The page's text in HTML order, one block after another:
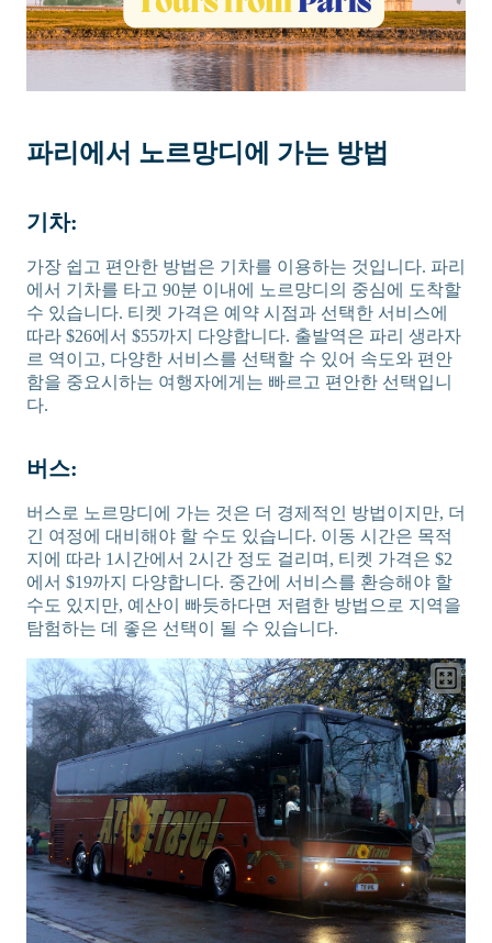
파리에서 노르망디에 가는 방법
기차:
가장 쉽고 편안한 방법은 기차를 이용하는 것입니다. 파리
에서 기차를 타고 90분 이내에 노르망디의 중심에 도착할
수 있습니다. 티켓 가격은 예약 시점과 선택한 서비스에
따라 $26에서 $55까지 다양합니다. 출발역은 파리 생라자
르 역이고, 다양한 서비스를 선택할 수 있어 속도와 편안
함을 중요시하는 여행자에게는 빠르고 편안한 선택입니
다.
버스:
버스로 노르망디에 가는 것은 더 경제적인 방법이지만, 더
긴 여정에 대비해야 할 수도 있습니다. 이동 시간은 목적
지에 따라 1시간에서 2시간 정도 걸리며, 티켓 가격은 $2
에서 $19까지 다양합니다. 중간에 서비스를 환승해야 할
수도 있지만, 예산이 빠듯하다면 저렴한 방법으로 지역을
탐험하는 데 좋은 선택이 될 수 있습니다.